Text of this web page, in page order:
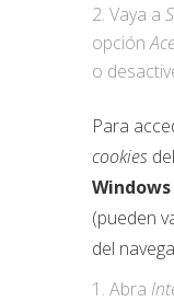
Vaya a
opción
o
Para
cookies
Windows
(pueden
del
Abra